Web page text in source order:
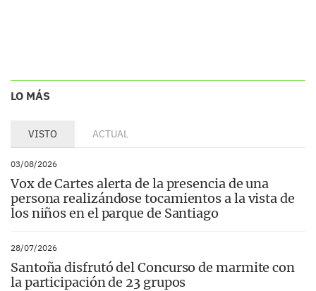
LO MÁS
VISTO ACTUAL
03/08/2026
Vox de Cartes alerta de la presencia de una
persona realizándose tocamientos a la vista de
los niños en el parque de Santiago
28/07/2026
Santoña disfrutó del Concurso de marmite con
la participación de 23 grupos